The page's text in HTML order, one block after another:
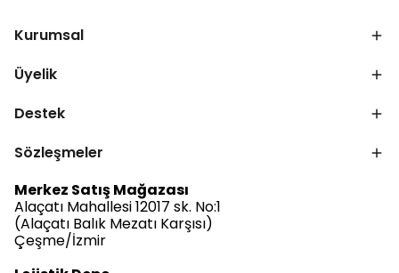
Kurumsal
Üyelik
Destek
Sözleşmeler
Merkez Satış Mağazası
Alaçatı Mahallesi 12017 sk. No:1
(Alaçatı Balık Mezatı Karşısı)
Çeşme/İzmir